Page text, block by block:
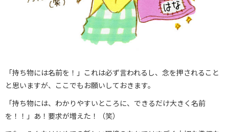
「持ち物には名前を！」これは必ず言われるし、念を押されること
と思いますが、ここでもお願いしておきます。
「持ち物には、わかりやすいところに、できるだけ大きく名前
を！！」あ！要求が増えた！（笑）